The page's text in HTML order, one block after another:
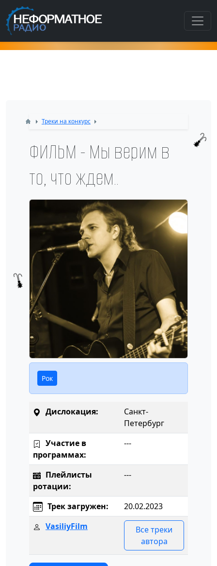
Как попасть в этот раздел???
Треки на конкурс
ФИЛЬМ - Мы верим в
то, что ждем..
Рок
Дислокация:
Санкт-
Петербург
Участие в
программах:
---
Плейлисты
ротации:
---
Трек загружен:
20.02.2023
VasiliyFilm
Все треки
автора